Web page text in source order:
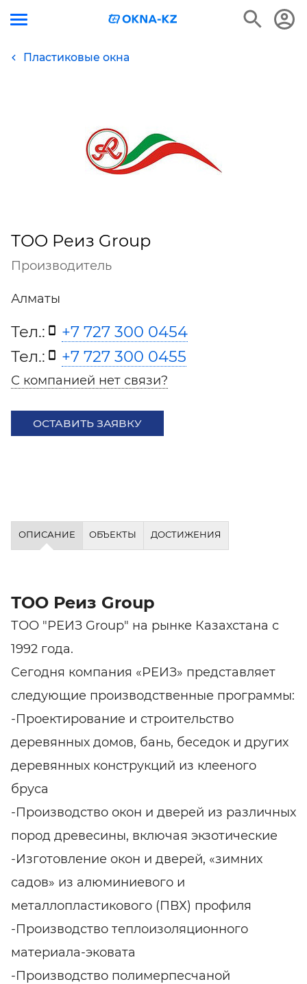
Пластиковые окна
ТОО Реиз Group
Производитель
Алматы
Тел.:
+7 727 300 0454
Тел.:
+7 727 300 0455
С компанией нет связи?
ОСТАВИТЬ ЗАЯВКУ
ОПИСАНИЕ ОБЪЕКТЫ ДОСТИЖЕНИЯ
ТОО Реиз Group
ТОО "РЕИЗ Group" на рынке Казахстана с
1992 года.
Сегодня компания «РЕИЗ» представляет
следующие производственные программы:
-Проектирование и строительство
деревянных домов, бань, беседок и других
деревянных конструкций из клееного
бруса
-Производство окон и дверей из различных
пород древесины, включая экзотические
-Изготовление окон и дверей, «зимних
садов» из алюминиевого и
металлопластикового (ПВХ) профиля
-Производство теплоизоляционного
материала-эковата
-Производство полимерпесчаной